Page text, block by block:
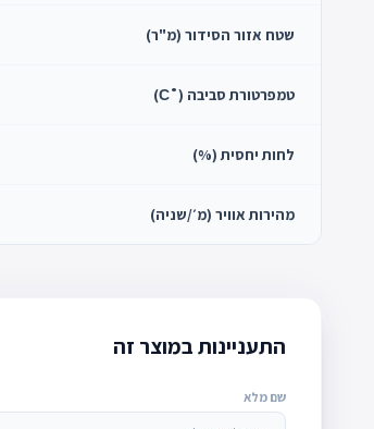
שטח אזור הסידור (מ"ר)
טמפרטורת סביבה (˚С)
לחות יחסית (%)
מהירות אוויר (מ׳/שניה)
התעניינות במוצר זה
שם מלא